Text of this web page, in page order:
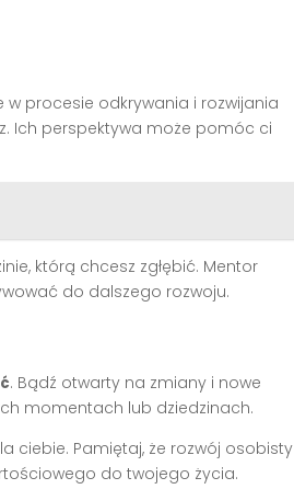
procesie odkrywania i rozwijania
Ich perspektywa może pomóc ci
którą chcesz zgłębić. Mentor
do dalszego rozwoju.
. Bądź otwarty na zmiany i nowe
momentach lub dziedzinach.
ciebie. Pamiętaj, że rozwój osobisty
do twojego życia.